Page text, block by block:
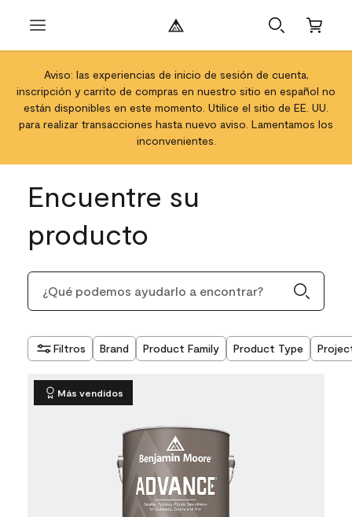
Aviso: las experiencias de inicio de sesión de cuenta,
inscripción y carrito de compras en nuestro sitio en español no
están disponibles en este momento. Utilice el sitio de EE. UU.
para realizar transacciones hasta nuevo aviso. Lamentamos los
inconvenientes.
Encuentre su
producto
Filtros Brand Product Family Product Type
Más vendidos